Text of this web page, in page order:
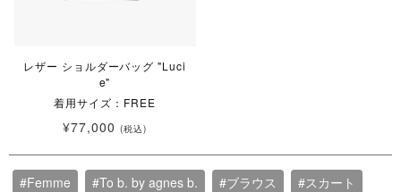
レザー ショルダーバッグ "Luci
e"
着用サイズ：FREE
¥77,000 (税込)
#Femme #To b. by agnes b. #ブラウス
#スカート